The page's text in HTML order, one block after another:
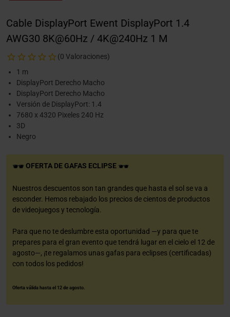
Cable DisplayPort Ewent DisplayPort 1.4
AWG30 8K@60Hz / 4K@240Hz 1 M
(0 Valoraciones)
1 m
DisplayPort Derecho Macho
DisplayPort Derecho Macho
Versión de DisplayPort: 1.4
7680 x 4320 Pixeles 240 Hz
3D
Negro
OFERTA DE GAFAS ECLIPSE
Nuestros descuentos son tan grandes que hasta el sol se va a
esconder. Hemos rebajado los precios de cientos de productos
de videojuegos y tecnología.
Para que no te deslumbre esta oportunidad —y para que te
prepares para el gran evento que tendrá lugar en el cielo el 12 de
agosto—, ¡te regalamos unas gafas para eclipses (certificadas)
con todos los pedidos!
Oferta válida hasta el 12 de agosto.